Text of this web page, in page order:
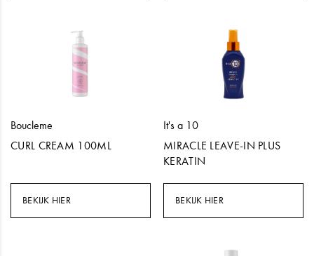
Boucleme
CURL CREAM 100ML
BEKIJK HIER
It's a 10
MIRACLE LEAVE-IN PLUS
KERATIN
BEKIJK HIER